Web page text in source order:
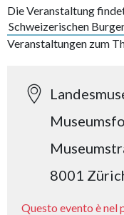
Die Veranstaltung
Schweizerischen
Veranstaltungen zum
8001
Questo evento è nel